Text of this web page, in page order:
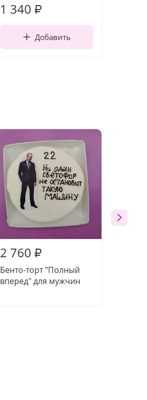
1 340 ₽
Добавить
2 760 ₽
Бенто-торт "Полный
вперед" для мужчин